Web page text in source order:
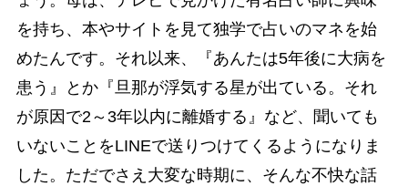
を持ち、本やサイトを見て独学で占いのマネを始
めたんです。それ以来、『あんたは5年後に大病を
患う』とか『旦那が浮気する星が出ている。それ
が原因で2～3年以内に離婚する』など、聞いても
いないことをLINEで送りつけてくるようになりま
した。ただでさえ大変な時期に、そんな不快な話